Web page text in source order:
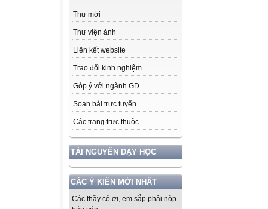
Thư mời
Thư viện ảnh
Liên kết website
Trao đổi kinh nghiệm
Góp ý với ngành GD
Soạn bài trực tuyến
Các trang trực thuộc
TÀI NGUYÊN DẠY HỌC
CÁC Ý KIẾN MỚI NHẤT
Các thầy cô ơi, em sắp phải nộp